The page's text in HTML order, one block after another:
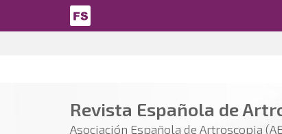
Pasar al contenido principal
Revista Española de
Asociación Española de Artroscopia